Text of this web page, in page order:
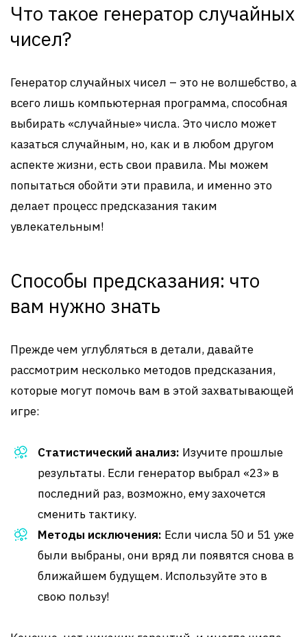
Что такое генератор случайных
чисел?
Генератор случайных чисел – это не волшебство, а
всего лишь компьютерная программа, способная
выбирать «случайные» числа. Это число может
казаться случайным, но, как и в любом другом
аспекте жизни, есть свои правила. Мы можем
попытаться обойти эти правила, и именно это
делает процесс предсказания таким
увлекательным!
Способы предсказания: что
вам нужно знать
Прежде чем углубляться в детали, давайте
рассмотрим несколько методов предсказания,
которые могут помочь вам в этой захватывающей
игре:
Статистический анализ: Изучите прошлые
результаты. Если генератор выбрал «23» в
последний раз, возможно, ему захочется
сменить тактику.
Методы исключения: Если числа 50 и 51 уже
были выбраны, они вряд ли появятся снова в
ближайшем будущем. Используйте это в
свою пользу!